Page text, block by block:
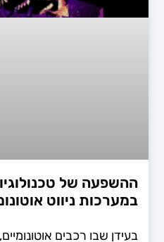
במערכות ניווט
בעידן שבו רכבים